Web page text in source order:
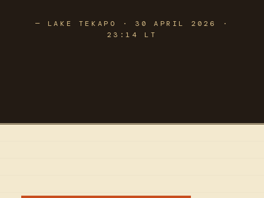
— LAKE TEKAPO · 30 APRIL 2026 ·
23:14 LT